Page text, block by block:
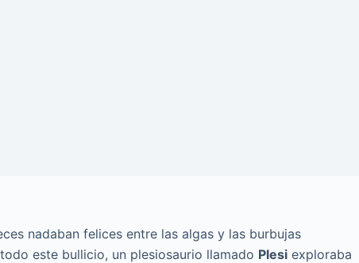
nadaban felices entre las algas y las burbujas
este bullicio, un plesiosaurio llamado Plesi exploraba